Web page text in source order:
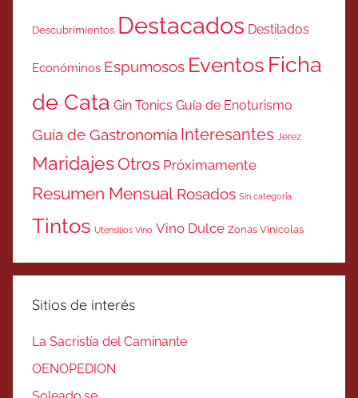
Descubrimientos Destacados Destilados
Económinos Espumosos Eventos Ficha
de Cata Gin Tonics Guía de Enoturismo
Guía de Gastronomía Interesantes Jerez
MaridajesOtros Próximamente
Resumen Mensual Rosados Sin categoría
Tintos Utensilios Vino Vino Dulce Zonas Vinicolas
Sitios de interés
La Sacristía del Caminante
OENOPEDION